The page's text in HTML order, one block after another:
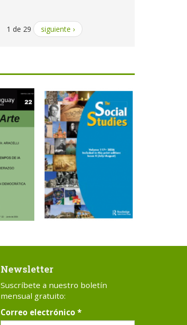
1 de 29 siguiente ›
Newsletter
Suscríbete a nuestro boletín
mensual gratuito:
Correo electrónico *